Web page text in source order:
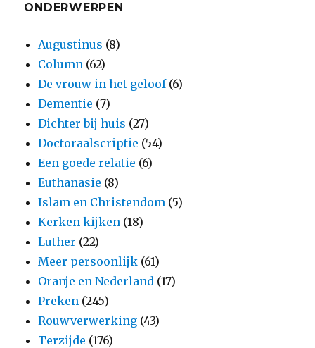
ONDERWERPEN
Augustinus (8)
Column (62)
De vrouw in het geloof(6)
Dementie (7)
Dichter bij huis (27)
Doctoraalscriptie (54)
Een goede relatie (6)
Euthanasie (8)
Islam en Christendom (5)
Kerken kijken (18)
Luther (22)
Meer persoonlijk (61)
Oranje en Nederland (17)
Preken (245)
Rouwverwerking (43)
Terzijde (176)